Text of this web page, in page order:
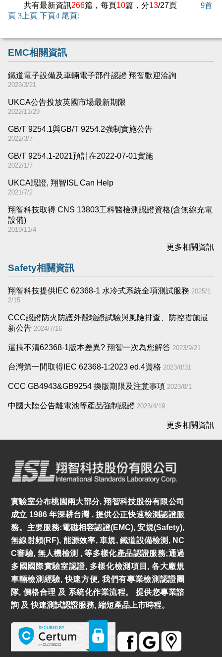
共有最新資訊266篇，每頁10篇，分13/27頁 9首
頁 3 上頁 下頁4 尾頁:
EMC相關資訊
鐵道電子設備及車輛電子部件認證 翔智歡迎洽詢
2023/3/21
UKCA公告投放英國市場最新期限
2022/11/29
GB/T 9254.1與GB/T 9254.2強制實施公告
2022/3/7
GB/T 9254.1-2021預計在2022-07-01實施
2022/1/7
UKCA認證, 翔智ISL Can Help
2021/7/2
翔智科技取得 CNS 13803工科醫檢測認證資格(含無線充電
設備)
2019/11/4
更多相關資訊
Safety相關資訊
翔智科技提供IEC 62368-1 水冷式系統全項測試服務 2025/1
2/15
CCC認證防火防護外殼驗證試驗與風險排查、防控措施最
新公告 2024/7/16
還搞不清62368-1版本差異​? 翔智一次為您解答 2023/9/21
台灣第一間取得IEC 62368-1:2023 ed.4資格 2023/8/31
CCC GB4943&GB9254 換版期限及注意事項 2023/8/1
中國大陸公告離電池等產品強制認證 2023/4/19
更多相關資訊
實驗室分布桃園兩大部分, 翔智科技股份有限公司
成立 1986 年深耕台灣 , 提供公正快速檢測認證服
務。主要服務:電磁相容認證(EMC), 安規(Safety),
無線射頻(RF), 能源效率, 車規, 鐵道設備檢測, NC
C審驗, 無人機檢測 , 等多樣化產品認證服務;通過
多國國際實驗室認證, 多樣化檢測項目, 各大廠規
車輛檢測經驗, 快速方便, 我們有專業檢測認證團
隊, 價格合理 及 系統化作業流程。 提供您專業諮
詢 及 快速測試認證服務, 縮短產品上市時程。